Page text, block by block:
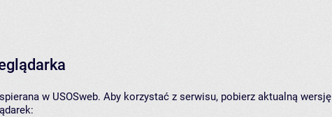
w USOSweb. Aby korzystać z serwisu, pobierz aktualną wersję